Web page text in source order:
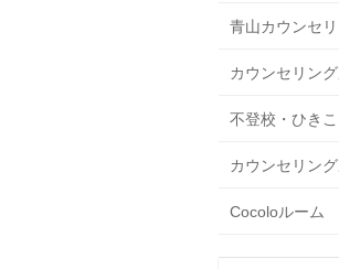
青山カウンセ
カウンセリン
不登校・ひき
カウンセリン
Cocoloルーム